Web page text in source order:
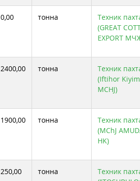
0,00 тонна
Техник
(GREAT
EXPORT
2400,00 тонна
Техник
(Iftihor
MCHJ)
1900,00 тонна
Техник
(MChJ
HK)
250,00 тонна
Техник